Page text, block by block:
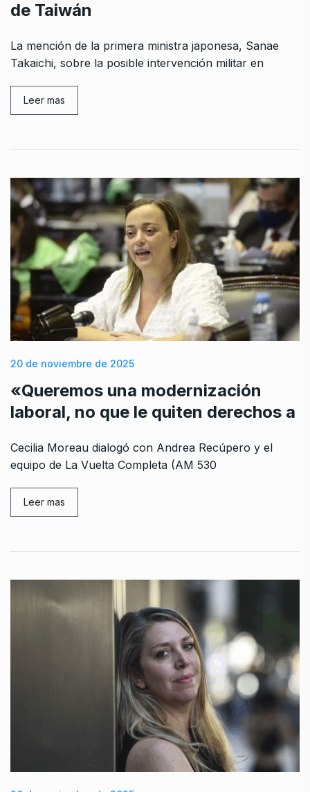
de Taiwán
La mención de la primera ministra japonesa, Sanae
Takaichi, sobre la posible intervención militar en
Leer mas
20 de noviembre de 2025
«Queremos una modernización
laboral, no que le quiten derechos a
Cecilia Moreau dialogó con Andrea Recúpero y el
equipo de La Vuelta Completa (AM 530
Leer mas